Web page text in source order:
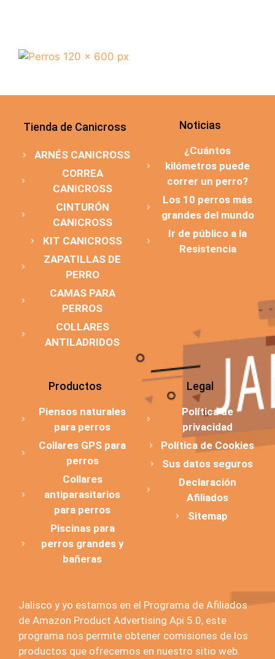
Tienda de Canicross
ARNÉS CANICROSS
CORREA
CANICROSS
CINTURÓN
CANICROSS
KIT CANICROSS
ZAPATILLAS DE
PERRO
CAMAS PARA
PERROS
COLLARES
ANTILADRIDOS
Noticias
¿Cuántos
kilómetros puede
correr un perro?
Los 10 perros más
grandes del mundo
Ir de público a la
Resistencia
Productos
Piensos naturales
para perros
Collares GPS para
perros
Collares
antiparasitarios
para perros
Piscinas para
perros grandes y
bañeras
Legal
Política de
privacidad
Política de Cookies
Sus datos seguros
Declaración
Afiliados
Sitemap
Jalisco y yo estamos en el Programa de Afiliados
de Amazon Product Advertising Api 5.0, este
programa nos permite obtener comisiones de los
productos que ofrecemos en nuestro sitio web.